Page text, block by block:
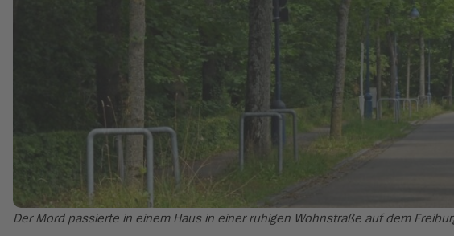
Der Mord passierte in einem Haus in einer ruhigen Wohnstraße auf dem